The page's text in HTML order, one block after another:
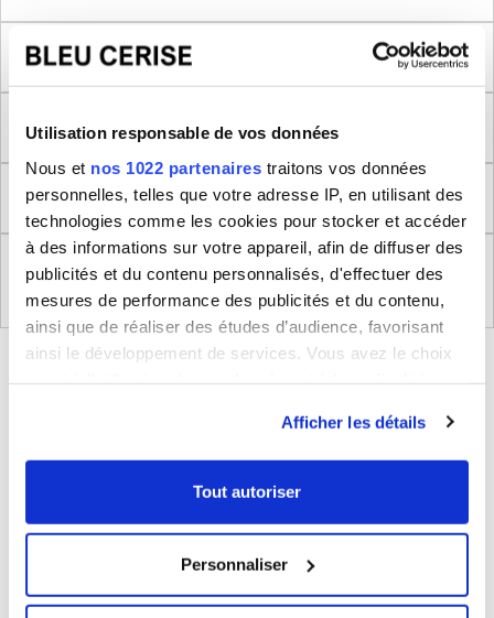
Utilisation responsable de vos données
Nous et nos 1022 partenaires traitons vos données
personnelles, telles que votre adresse IP, en utilisant des
technologies comme les cookies pour stocker et accéder
à des informations sur votre appareil, afin de diffuser des
publicités et du contenu personnalisés, d'effectuer des
mesures de performance des publicités et du contenu,
ainsi que de réaliser des études d’audience, favorisant
ainsi le développement de services. Vous avez le choix
tout moment en consultant la Déclaration relative aux
cookies ou en cliquant sur l'icône de confidentialité.
Collecter des informations sur votre localisation
géographique qui peuvent être précises à plusieurs
mètres près
Afficher les détails
Tout autoriser
Personnaliser
Méthode de mesure
Dimensions produit
Retour
Règlement (UE) 2023/988 relatifs à la Sécurité
Générale des Produits
BLEUCERISE VOUS CONSEILLE
Sac à dos porte-ordinateur et voyage